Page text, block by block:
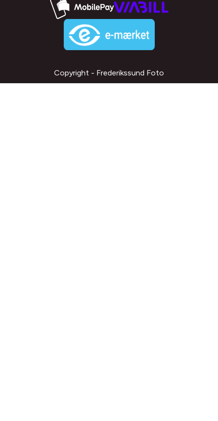
Copyright - Frederikssund Foto